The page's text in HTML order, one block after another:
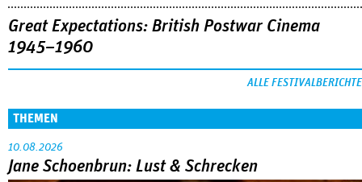
Great Expectations: British Postwar Cinema
1945–1960
ALLE FESTIVALBERICHTE
THEMEN
10.08.2026
Jane Schoenbrun: Lust & Schrecken